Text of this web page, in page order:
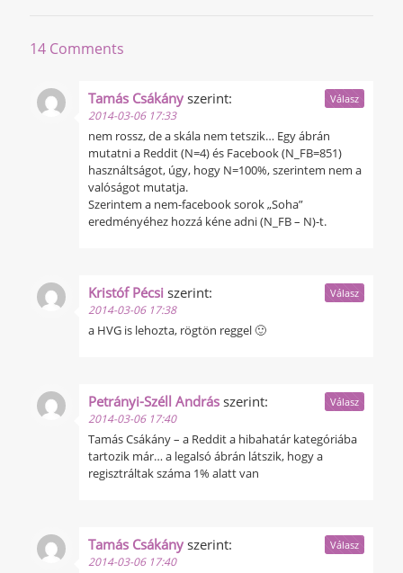
14 Comments
Tamás Csákány szerint:
2014-03-06 17:33
nem rossz, de a skála nem tetszik… Egy ábrán
mutatni a Reddit (N=4) és Facebook (N_FB=851)
használtságot, úgy, hogy N=100%, szerintem nem a
valóságot mutatja.
Szerintem a nem-facebook sorok „Soha”
eredményéhez hozzá kéne adni (N_FB – N)-t.
Válasz
Kristóf Pécsi szerint:
2014-03-06 17:38
a HVG is lehozta, rögtön reggel 🙂
Válasz
Petrányi-Széll András szerint:
2014-03-06 17:40
Tamás Csákány – a Reddit a hibahatár kategóriába
tartozik már… a legalsó ábrán látszik, hogy a
regisztráltak száma 1% alatt van
Válasz
Tamás Csákány szerint:
2014-03-06 17:40
Válasz